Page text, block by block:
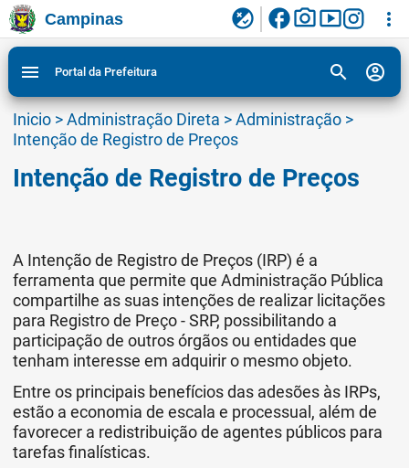
Ir para conteudo
Ir para menu do site da Prefeitura de Campinas
Ligar/Desligar contraste visual de tela para
acessibilidade
3
Campinas flaky facebookphoto_camerasmart_display more_vert
menu Portal da Prefeitura search account_circle
Inicio>Administração Direta >Administração >
Intenção de Registro de Preços
Intenção de Registro de Preços
A Intenção de Registro de Preços (IRP) é a
ferramenta que permite que Administração Pública
compartilhe as suas intenções de realizar licitações
para Registro de Preço - SRP, possibilitando a
participação de outros órgãos ou entidades que
tenham interesse em adquirir o mesmo objeto.
Entre os principais benefícios das adesões às IRPs,
estão a economia de escala e processual, além de
favorecer a redistribuição de agentes públicos para
tarefas finalísticas.